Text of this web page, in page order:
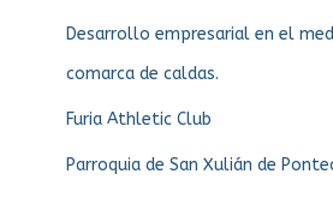
Desarrollo empresarial en el
comarca de caldas.
Furia Athletic Club
Parroquia de San Xulián de